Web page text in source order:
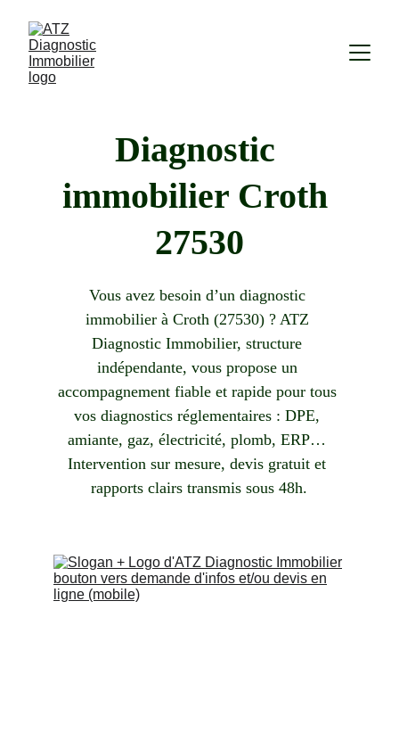
Diagnostic
immobilier Croth
27530
Vous avez besoin d’un diagnostic
immobilier à Croth (27530) ? ATZ
Diagnostic Immobilier, structure
indépendante, vous propose un
accompagnement fiable et rapide pour tous
vos diagnostics réglementaires : DPE,
amiante, gaz, électricité, plomb, ERP…
Intervention sur mesure, devis gratuit et
rapports clairs transmis sous 48h.